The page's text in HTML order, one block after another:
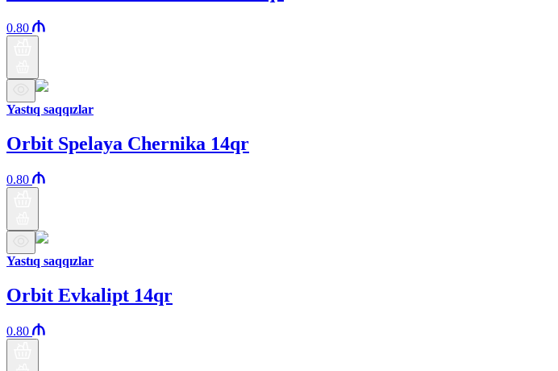
0.80
Yastıq saqqızlar
Orbit Spelaya Chernika 14qr
0.80
Yastıq saqqızlar
Orbit Evkalipt 14qr
0.80